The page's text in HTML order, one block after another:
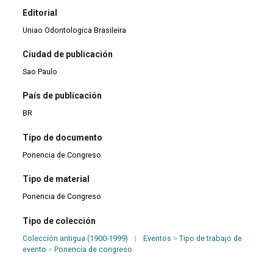
Editorial
Uniao Odontologica Brasileira
Ciudad de publicación
Sao Paulo
País de publicación
BR
Tipo de documento
Ponencia de Congreso
Tipo de material
Ponencia de Congreso
Tipo de colección
Colección antigua (1900-1999) | Eventos >Tipo de trabajo de
evento >Ponencia de congreso